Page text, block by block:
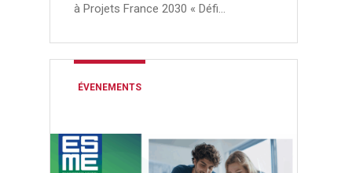
à Projets France 2030 « Défi…
ÉVENEMENTS